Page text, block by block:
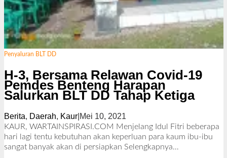
Penyaluran BLT DD
H-3, Bersama Relawan Covid-19
Pemdes Benteng Harapan
Salurkan BLT DD Tahap Ketiga
Berita, Daerah, Kaur| Mei 10, 2021
l
e
h
KAUR, WARTAINSPIRASI.COM Menjelang Idul Fitri beberapa
hari lagi tentu kebutuhan akan keperluan para kaum ibu-ibu
sangat banyak akan di persiapkan Selengkapnya…